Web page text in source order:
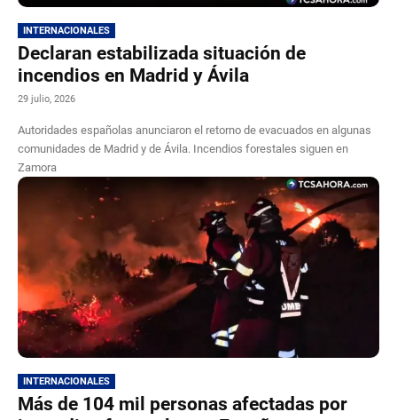
INTERNACIONALES
Declaran estabilizada situación de
incendios en Madrid y Ávila
29 julio, 2026
Autoridades españolas anunciaron el retorno de evacuados en algunas
comunidades de Madrid y de Ávila. Incendios forestales siguen en
Zamora
INTERNACIONALES
Más de 104 mil personas afectadas por